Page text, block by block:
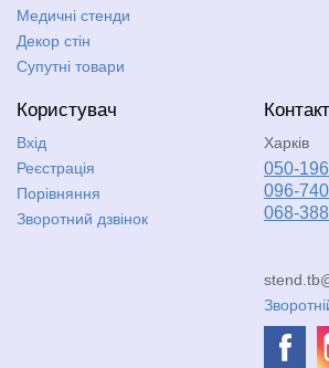
Медичні стенди
Декор стін
Супутні товари
Користувач
Вхід
Реєстрація
Порівняння
Зворотний дзвінок
Харків
050-
096-
068-